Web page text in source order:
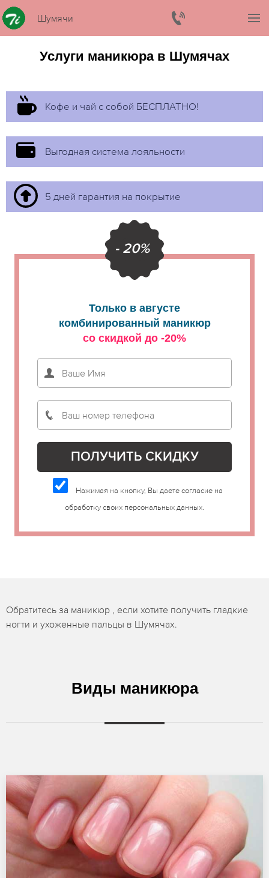
Шумячи
Услуги маникюра в Шумячах
Кофе и чай с собой БЕСПЛАТНО!
Выгодная система лояльности
5 дней гарантия на покрытие
- 20%
Только в августе
комбинированный маникюр
со скидкой до -20%
Нажимая на кнопку, Вы даете согласие на
обработку своих персональных данных.
Обратитесь за маникюр , если хотите получить гладкие
ногти и ухоженные пальцы в Шумячах.
Виды маникюра